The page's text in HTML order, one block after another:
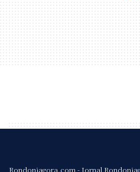
Rondoniagora.com - Jornal